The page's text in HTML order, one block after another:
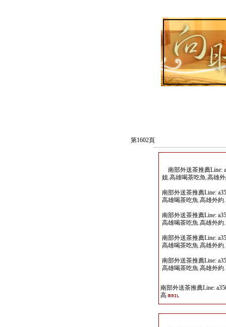
第1602頁
南部外送茶推薦Line:
姐.高雄喝茶吃魚.高雄
南部外送茶推薦Line:
高雄喝茶吃魚.高雄外
南部外送茶推薦Line:
高雄喝茶吃魚.高雄外
南部外送茶推薦Line:
高雄喝茶吃魚.高雄外
南部外送茶推薦Line:
高雄喝茶吃魚.高雄外
南部外送茶推薦Line:
高